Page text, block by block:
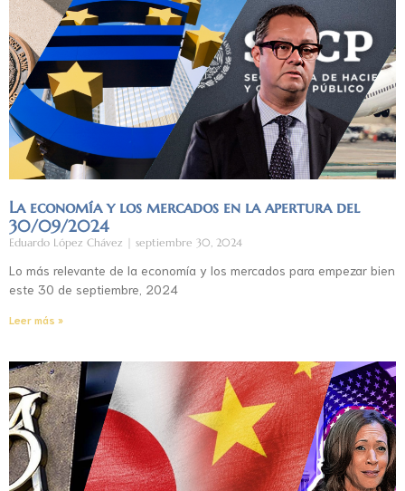
La economía y los mercados en la apertura del
30/09/2024
Eduardo López Chávez septiembre 30, 2024
Lo más relevante de la economía y los mercados para empezar bien
este 30 de septiembre, 2024
Leer más »